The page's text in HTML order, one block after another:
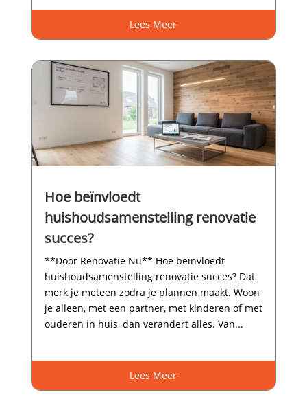
Lees Meer
Hoe beïnvloedt
huishoudsamenstelling renovatie
succes?
**Door Renovatie Nu** Hoe beïnvloedt
huishoudsamenstelling renovatie succes? Dat
merk je meteen zodra je plannen maakt.​ Woon
je alleen, met een partner, met kinderen of met
ouderen in huis, dan verandert alles.​ Van...
Lees Meer